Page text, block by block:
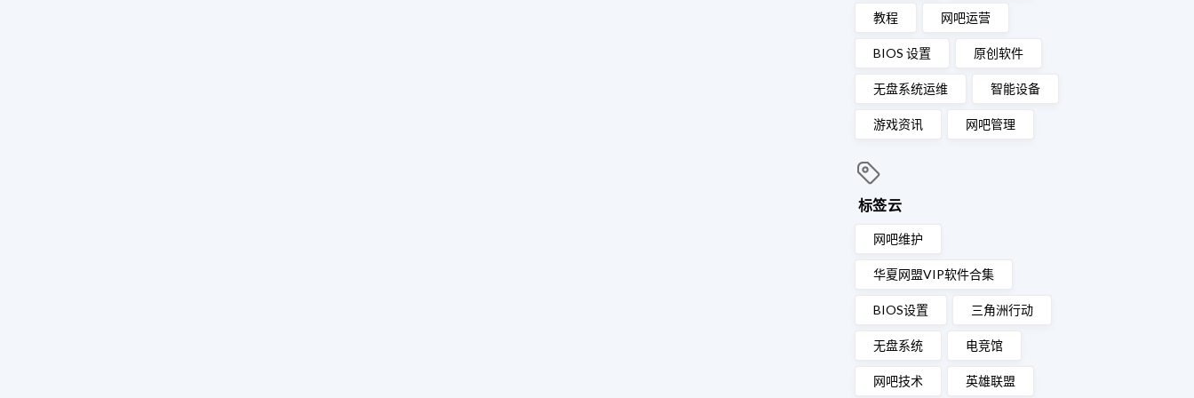
教程 网吧运营
BIOS 设置 原创软件
无盘系统运维 智能设备
游戏资讯 网吧管理
标签云
网吧维护
华夏网盟VIP软件合集
BIOS设置 三角洲行动
无盘系统 电竞馆
网吧技术 英雄联盟